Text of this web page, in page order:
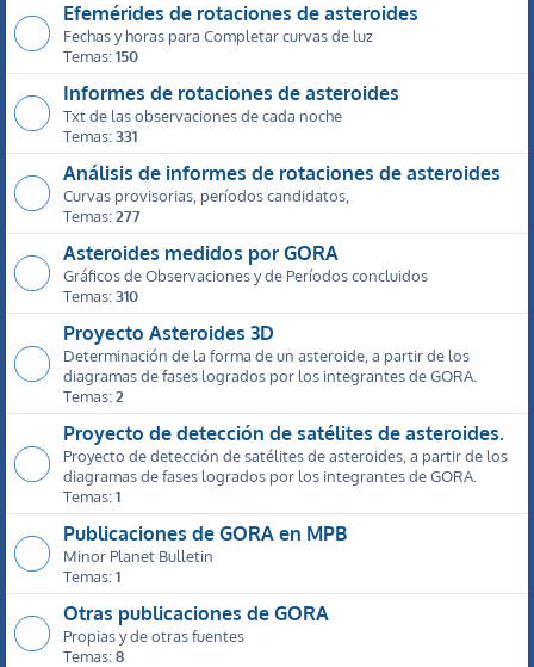
Efemérides de rotaciones de asteroides
Fechas y horas para Completar curvas de luz
Temas:150
Informes de rotaciones de asteroides
Txt de las observaciones de cada noche
Temas:331
Análisis de informes de rotaciones de asteroides
Curvas provisorias, períodos candidatos,
Temas:277
Asteroides medidos por GORA
Gráficos de Observaciones y de Períodos concluidos
Temas:310
Proyecto Asteroides 3D
Determinación de la forma de un asteroide, a partir de los
diagramas de fases logrados por los integrantes de GORA.
Temas:2
Proyecto de detección de satélites de asteroides.
Proyecto de detección de satélites de asteroides, a partir de los
diagramas de fases logrados por los integrantes de GORA.
Temas:1
Publicaciones de GORA en MPB
Minor Planet Bulletin
Temas:1
Otras publicaciones de GORA
Propias y de otras fuentes
Temas:8